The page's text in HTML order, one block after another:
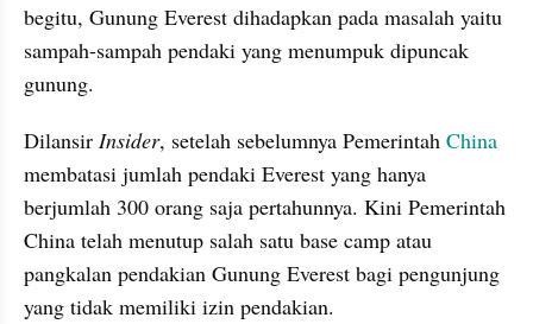
begitu, Gunung Everest dihadapkan pada masalah yaitu
sampah-sampah pendaki yang menumpuk dipuncak
gunung.
Dilansir Insider, setelah sebelumnya Pemerintah China
membatasi jumlah pendaki Everest yang hanya
berjumlah 300 orang saja pertahunnya. Kini Pemerintah
China telah menutup salah satu base camp atau
pangkalan pendakian Gunung Everest bagi pengunjung
yang tidak memiliki izin pendakian.